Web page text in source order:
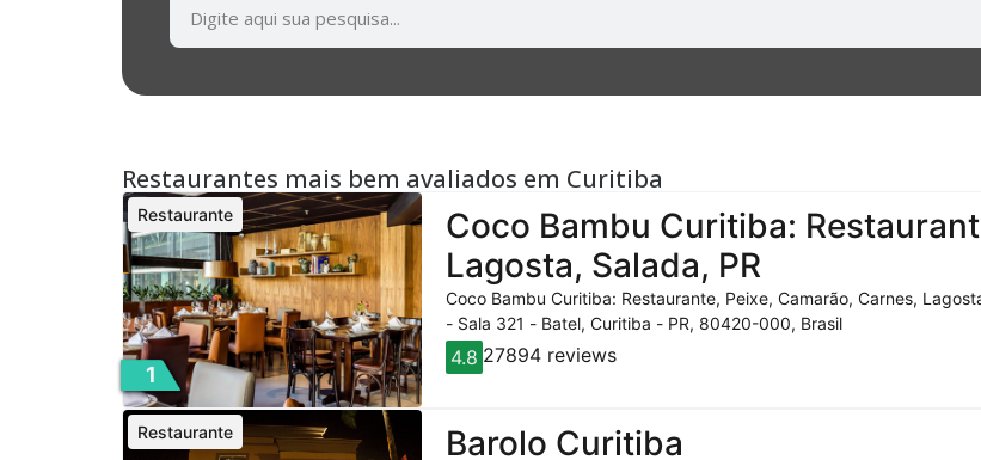
Restaurantes mais bem avaliados em Curitiba
1
Coco Bambu Curitiba:
Lagosta, Salada, PR
Restaurante
Coco Bambu Curitiba: Restaurante, Peixe, Camarão, Carnes,
- Sala 321 - Batel, Curitiba - PR, 80420-000, Brasil
4.8 27894 reviews
Barolo Curitiba
Restaurante